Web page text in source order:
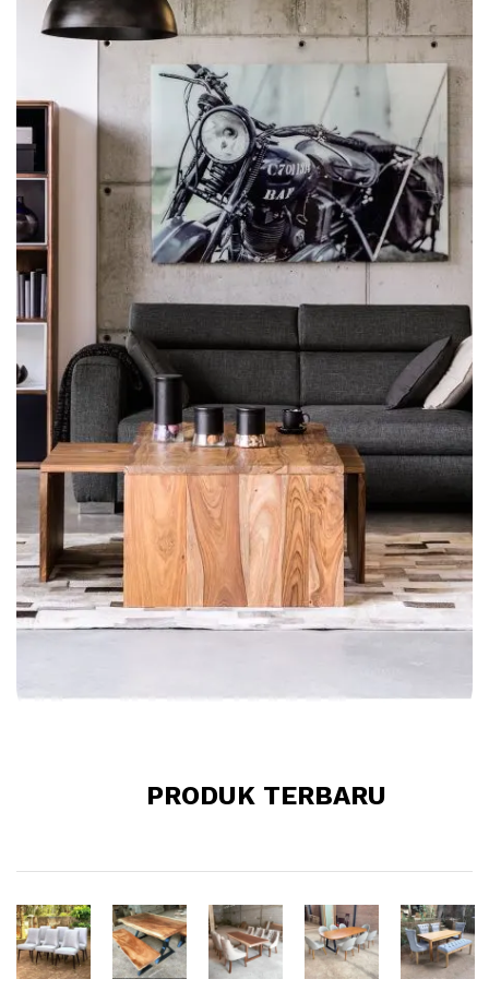
Lemari Hias Jati Kombinasi Rotan Shaijin
Lemari Hias Minimalis Jati Shugo
PRODUK TERBARU